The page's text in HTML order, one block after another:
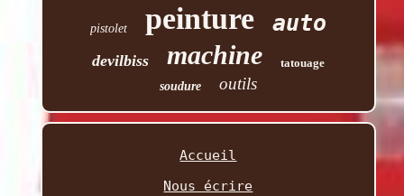
pistolet peinture auto
devilbiss machine
tatouage
soudure
outils
Accueil
Nous écrire